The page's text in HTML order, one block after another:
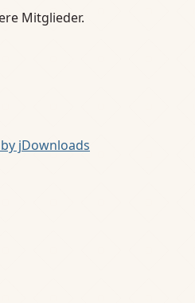
Mitglieder.
jDownloads